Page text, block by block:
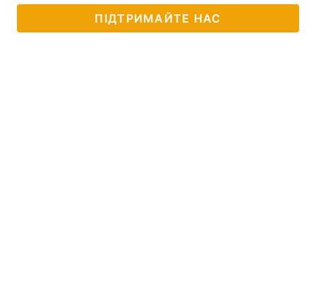
ПІДТРИМАЙТЕ НАС